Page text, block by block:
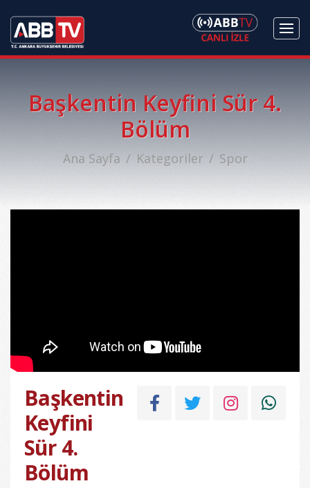
Başkentin Keyfini Sür 4.
Bölüm
Ana Sayfa Kategoriler Spor
Başkentin
Keyfini
Sür 4.
Bölüm